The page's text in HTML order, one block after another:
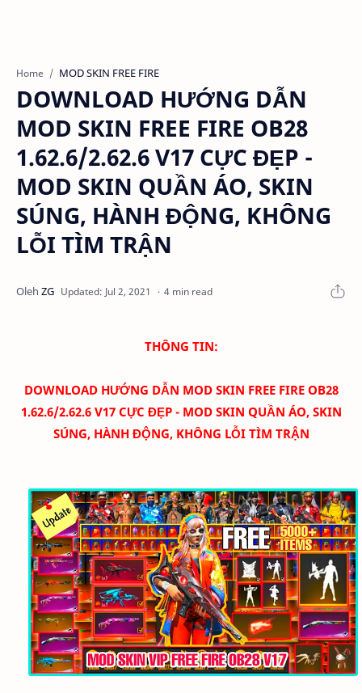
Home MOD SKIN FREE FIRE
DOWNLOAD HƯỚNG DẪN
MOD SKIN FREE FIRE OB28
1.62.6/2.62.6 V17 CỰC ĐẸP -
MOD SKIN QUẦN ÁO, SKIN
SÚNG, HÀNH ĐỘNG, KHÔNG
LỖI TÌM TRẬN
4 min read
THÔNG TIN:
DOWNLOAD HƯỚNG DẪN MOD SKIN FREE FIRE OB28
1.62.6/2.62.6 V17 CỰC ĐẸP - MOD SKIN QUẦN ÁO, SKIN
SÚNG, HÀNH ĐỘNG, KHÔNG LỖI TÌM TRẬN